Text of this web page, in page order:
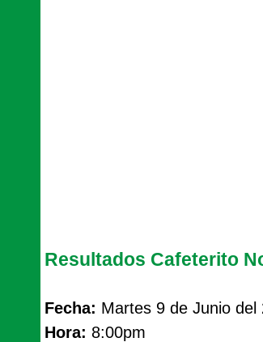
Resultados Cafeterito
Fecha: Martes 9 de Junio del
Hora: 8:00pm